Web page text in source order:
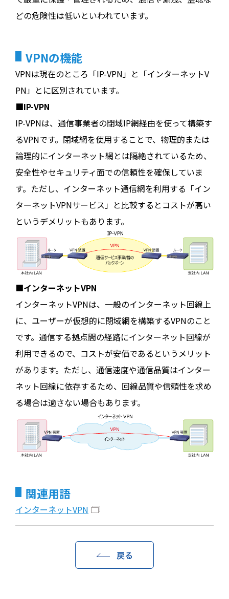
どの危険性は低いといわれています。
VPNの機能
VPNは現在のところ「IP-VPN」と「インターネットV
PN」とに区別されています。
■IP-VPN
IP-VPNは、通信事業者の閉域IP網経由を使って構築す
るVPNです。閉域網を使用することで、物理的または
論理的にインターネット網とは隔絶されているため、
安全性やセキュリティ面での信頼性を確保していま
す。ただし、インターネット通信網を利用する「イン
ターネットVPNサービス」と比較するとコストが高い
というデメリットもあります。
■インターネットVPN
インターネットVPNは、一般のインターネット回線上
に、ユーザーが仮想的に閉域網を構築するVPNのこと
です。通信する拠点間の経路にインターネット回線が
利用できるので、コストが安価であるというメリット
があります。ただし、通信速度や通信品質はインター
ネット回線に依存するため、回線品質や信頼性を求め
る場合は適さない場合もあります。
関連用語
インターネットVPN
戻る